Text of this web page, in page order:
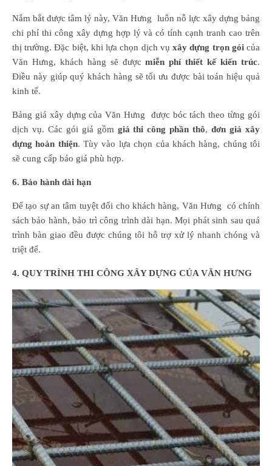
Nắm bắt được tâm lý này, Văn Hưng luôn nỗ lực xây dựng bảng
chi phí thi công xây dựng hợp lý và có tính cạnh tranh cao trên
thị trường. Đặc biệt, khi lựa chọn dịch vụxây dựng trọn góicủa
Văn Hưng, khách hàng sẽ đượcmiễn phí thiết kế kiến trúc.
Điều này giúp quý khách hàng sẽ tối ưu được bài toán hiệu quả
kinh tế.
Bảng giá xây dựng của Văn Hưng được bóc tách theo từng gói
dịch vụ. Các gói giá gồm giá thi công phần thô,đơn giá xây
dựng hoàn thiện. Tùy vào lựa chọn của khách hàng, chúng tôi
sẽ cung cấp báo giá phù hợp.
6. Bảo hành dài hạn
Để tạo sự an tâm tuyệt đối cho khách hàng, Văn Hưng có chính
sách bảo hành, bảo trì công trình dài hạn. Mọi phát sinh sau quá
trình bàn giao đều được chúng tôi hỗ trợ xử lý nhanh chóng và
triệt để.
4. QUY TRÌNH THI CÔNG XÂY DỰNG CỦA VĂN HƯNG